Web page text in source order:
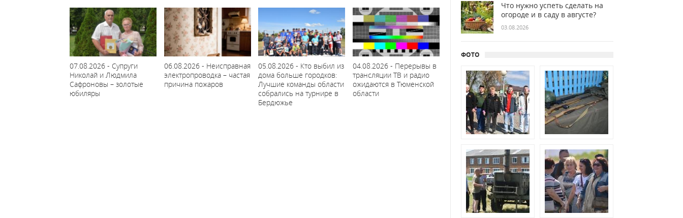
07.08.2026 - Супруги
Николай и Людмила
Сафроновы – золотые
юбиляры
06.08.2026 - Неисправная
электропроводка – частая
причина пожаров
05.08.2026 - Кто выбил из
дома больше городков:
Лучшие команды области
собрались на турнире в
Бердюжье
04.08.2026 - Перерывы в
трансляции ТВ и радио
ожидаются в Тюменской
области
Что нужно успеть сделать на
огороде и в саду в августе?
03.08.2026
ФОТО